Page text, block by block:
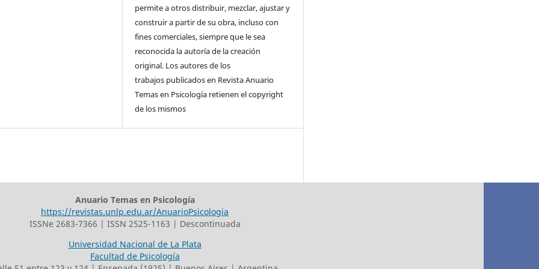
permite a otros distribuir, mezclar, ajustar y
construir a partir de su obra, incluso con
fines comerciales, siempre que le sea
reconocida la autoría de la creación
original. Los autores de los
trabajos publicados en Revista Anuario
Temas en Psicología retienen el copyright
de los mismos
Anuario Temas en Psicología
https://revistas.unlp.edu.ar/AnuarioPsicologia
ISSNe 2683-7366 | ISSN 2525-1163 | Descontinuada
Universidad Nacional de La Plata
Facultad de Psicología